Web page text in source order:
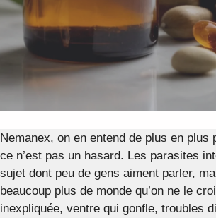
Nemanex, on en entend de plus en plus
ce n’est pas un hasard. Les parasites
sujet dont peu de gens aiment parler,
beaucoup plus de monde qu’on ne le
inexpliquée, ventre qui gonfle, troubles